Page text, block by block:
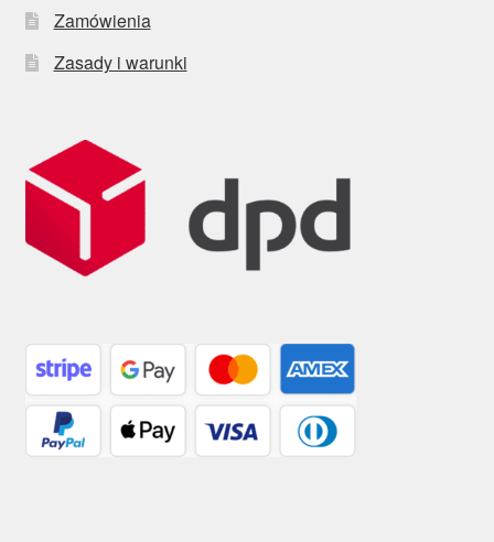
Zamówienia
Zasady i warunki